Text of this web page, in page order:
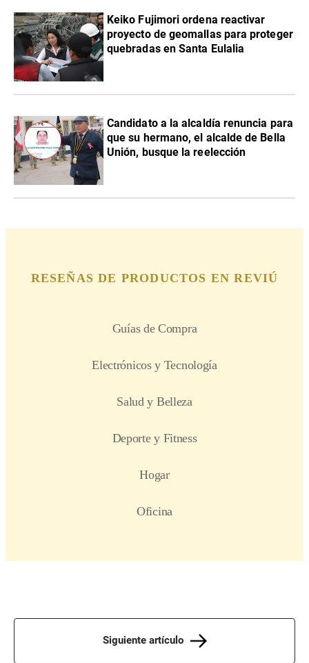
Keiko Fujimori ordena reactivar
proyecto de geomallas para proteger
quebradas en Santa Eulalia
Candidato a la alcaldía renuncia para
que su hermano, el alcalde de Bella
Unión, busque la reelección
Siguiente artículo